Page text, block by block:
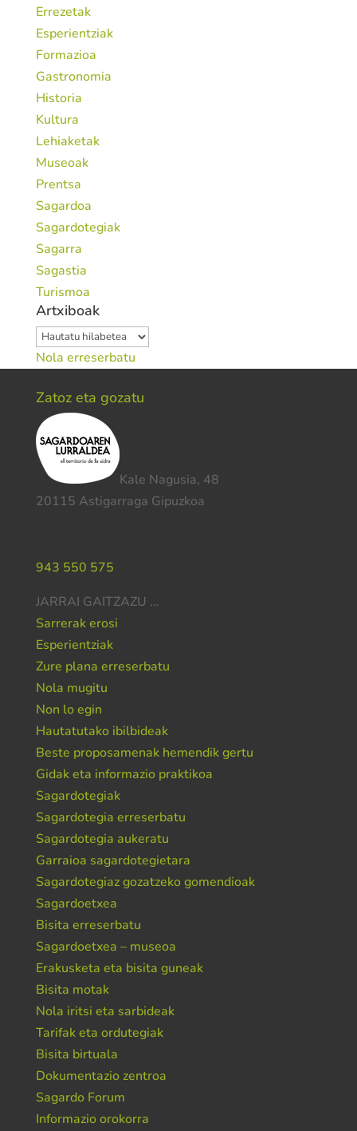
Errezetak
Esperientziak
Formazioa
Gastronomia
Historia
Kultura
Lehiaketak
Museoak
Prentsa
Sagardoa
Sagardotegiak
Sagarra
Sagastia
Turismoa
Artxiboak
Artxiboak
Nola erreserbatu
Zatoz eta gozatu
Kale Nagusia, 48
20115 Astigarraga Gipuzkoa
943 550 575
JARRAI GAITZAZU …
Sarrerak erosi
Esperientziak
Zure plana erreserbatu
Nola mugitu
Non lo egin
Hautatutako ibilbideak
Beste proposamenak hemendik gertu
Gidak eta informazio praktikoa
Sagardotegiak
Sagardotegia erreserbatu
Sagardotegia aukeratu
Garraioa sagardotegietara
Sagardotegiaz gozatzeko gomendioak
Sagardoetxea
Bisita erreserbatu
Sagardoetxea – museoa
Erakusketa eta bisita guneak
Bisita motak
Nola iritsi eta sarbideak
Tarifak eta ordutegiak
Bisita birtuala
Dokumentazio zentroa
Sagardo Forum
Informazio orokorra